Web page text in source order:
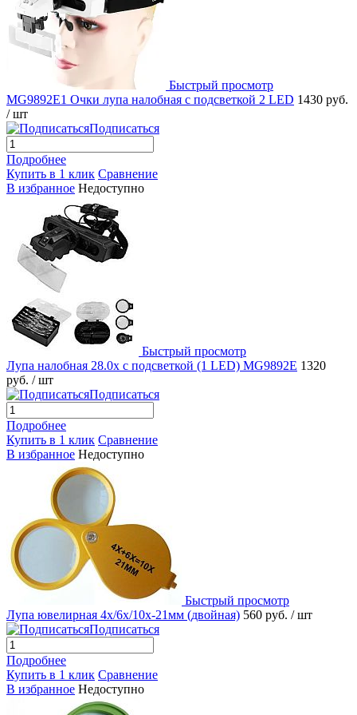
Быстрый просмотр
MG9892E1 Очки лупа налобная с подсветкой 2 LED 1430 руб.
/ шт
Подписаться
Подробнее
Купить в 1 клик Сравнение
В избранное Недоступно
Быстрый просмотр
Лупа налобная 28.0x с подсветкой (1 LED) MG9892E 1320
руб. / шт
Подписаться
Подробнее
Купить в 1 клик Сравнение
В избранное Недоступно
Быстрый просмотр
Лупа ювелирная 4х/6х/10x-21мм (двойная) 560 руб. / шт
Подписаться
Подробнее
Купить в 1 клик Сравнение
В избранное Недоступно